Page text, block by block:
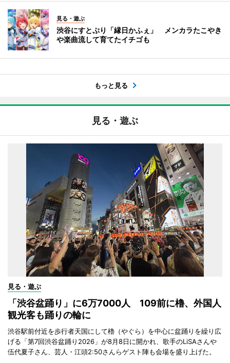
見る・遊ぶ
渋谷にすとぷり「縁日かふぇ」 メンカラたこやき
や楽曲流して育てたイチゴも
もっと見る
見る・遊ぶ
見る・遊ぶ
「渋谷盆踊り」に6万7000人 109前に櫓、外国人
観光客も踊りの輪に
渋谷駅前付近を歩行者天国にして櫓（やぐら）を中心に盆踊りを繰り広
げる「第7回渋谷盆踊り2026」が8月8日に開かれ、歌手のLiSAさんや
伍代夏子さん、芸人・江頭2:50さんらゲスト陣も会場を盛り上げた。